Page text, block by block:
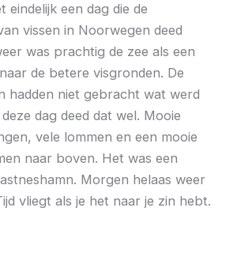
eindelijk een dag die de
vissen in Noorwegen deed
was prachtig de zee als een
de betere visgronden. De
hadden niet gebracht wat werd
dag deed dat wel. Mooie
vele lommen en een mooie
naar boven. Het was een
Morgen helaas weer
vliegt als je het naar je zin hebt.